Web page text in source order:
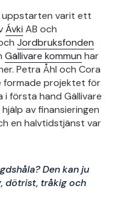
uppstarten varit ett
Ávki AB och
Jordbruksfonden
Gällivare kommun har
Petra Åhl och Cora
formade projektet för
första hand Gällivare
av finansieringen
en halvtidstjänst var
Den kan ju
dötrist, tråkig och